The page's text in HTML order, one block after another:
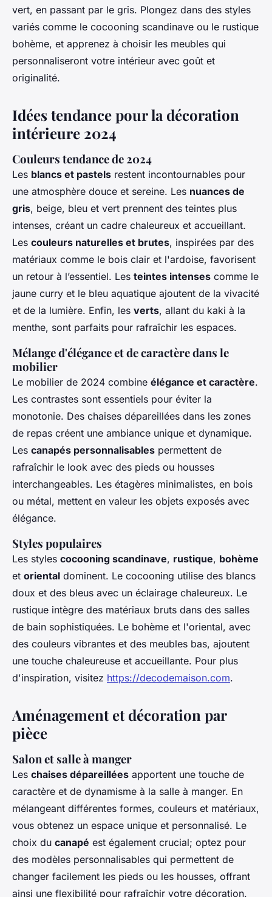
vert, en passant par le gris. Plongez dans des styles
variés comme le cocooning scandinave ou le rustique
bohème, et apprenez à choisir les meubles qui
personnaliseront votre intérieur avec goût et
originalité.
Idées tendance pour la décoration
intérieure 2024
Couleurs tendance de 2024
Les blancs et pastels restent incontournables pour
une atmosphère douce et sereine. Les nuances de
gris, beige, bleu et vert prennent des teintes plus
intenses, créant un cadre chaleureux et accueillant.
Les couleurs naturelles et brutes, inspirées par des
matériaux comme le bois clair et l'ardoise, favorisent
un retour à l’essentiel. Les teintes intenses comme le
jaune curry et le bleu aquatique ajoutent de la vivacité
et de la lumière. Enfin, les verts, allant du kaki à la
menthe, sont parfaits pour rafraîchir les espaces.
Mélange d'élégance et de caractère dans le
mobilier
Le mobilier de 2024 combine élégance et caractère.
Les contrastes sont essentiels pour éviter la
monotonie. Des chaises dépareillées dans les zones
de repas créent une ambiance unique et dynamique.
Les canapés personnalisables permettent de
rafraîchir le look avec des pieds ou housses
interchangeables. Les étagères minimalistes, en bois
ou métal, mettent en valeur les objets exposés avec
élégance.
Styles populaires
Les styles cocooning scandinave, rustique, bohème
et oriental dominent. Le cocooning utilise des blancs
doux et des bleus avec un éclairage chaleureux. Le
rustique intègre des matériaux bruts dans des salles
de bain sophistiquées. Le bohème et l'oriental, avec
des couleurs vibrantes et des meubles bas, ajoutent
une touche chaleureuse et accueillante. Pour plus
d'inspiration, visitez https://decodemaison.com.
Aménagement et décoration par
pièce
Salon et salle à manger
Les chaises dépareillées apportent une touche de
caractère et de dynamisme à la salle à manger. En
mélangeant différentes formes, couleurs et matériaux,
vous obtenez un espace unique et personnalisé. Le
choix du canapé est également crucial; optez pour
des modèles personnalisables qui permettent de
changer facilement les pieds ou les housses, offrant
ainsi une flexibilité pour rafraîchir votre décoration.